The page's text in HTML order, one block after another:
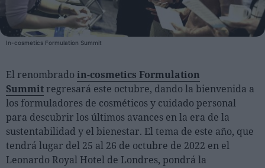
Moda y Lujo
Lanzamientos
Proveedores
Estética
Perfumería
Moda
Lujo
In-cosmetics Formulation Summit
El renombrado in-cosmetics Formulation
Summit regresará este octubre, dando la bienvenida a
los formuladores de cosméticos y cuidado personal
para descubrir los últimos avances en la era de la
sustentabilidad y el bienestar. El tema de este año, que
tendrá lugar del 25 al 26 de octubre de 2022 en el
Leonardo Royal Hotel de Londres, pondrá la